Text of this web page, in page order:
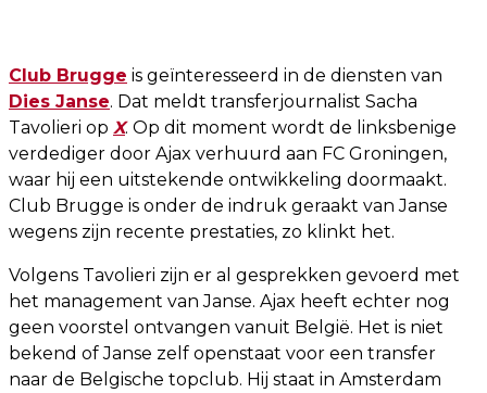
Club Brugge is geïnteresseerd in de diensten van
Dies Janse. Dat meldt transferjournalist Sacha
Tavolieri op X. Op dit moment wordt de linksbenige
verdediger door Ajax verhuurd aan FC Groningen,
waar hij een uitstekende ontwikkeling doormaakt.
Club Brugge is onder de indruk geraakt van Janse
wegens zijn recente prestaties, zo klinkt het.
Volgens Tavolieri zijn er al gesprekken gevoerd met
het management van Janse. Ajax heeft echter nog
geen voorstel ontvangen vanuit België. Het is niet
bekend of Janse zelf openstaat voor een transfer
naar de Belgische topclub. Hij staat in Amsterdam